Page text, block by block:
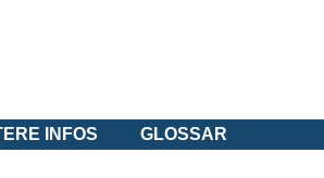
INFOS GLOSSAR